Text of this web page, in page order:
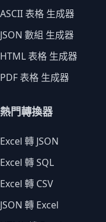
ASCII 表格 生成器
JSON 數組 生成器
HTML 表格 生成器
PDF 表格 生成器
熱門轉換器
Excel 轉 JSON
Excel 轉 SQL
Excel 轉 CSV
JSON 轉 Excel